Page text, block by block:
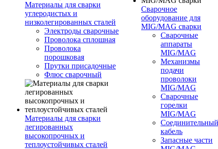
Материалы для сварки
углеродистых и
низколегированных сталей
Электроды сварочные
Проволока сплошная
Проволока
порошковая
Прутки присадочные
Флюс сварочный
Материалы для сварки
легированных
высокопрочных и
теплоустойчивых сталей
Сварочное
оборудование для
MIG/MAG сварки
Сварочные
аппараты
MIG/MAG
Механизмы
подачи
проволоки
MIG/MAG
Сварочные
горелки
MIG/MAG
Соединительный
кабель
Запасные части